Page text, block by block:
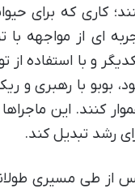
کاری که برای
ای از مواجهه
و با استفاده
بوبو با رهبری و
کنند. این
رشد تبدیل کند.
از طی مسیری